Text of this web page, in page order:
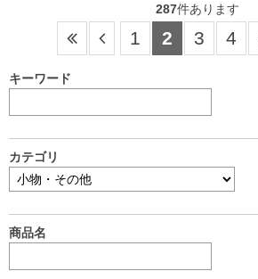
287件あります
1 2 3 4
キーワード
カテゴリ
商品名